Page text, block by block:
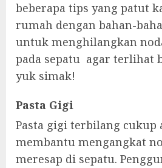
beberapa tips yang patut
rumah dengan bahan-
untuk menghilangkan
pada sepatu agar terlihat
yuk simak!
Pasta Gigi
Pasta gigi terbilang
membantu mengangkat
meresap di sepatu.